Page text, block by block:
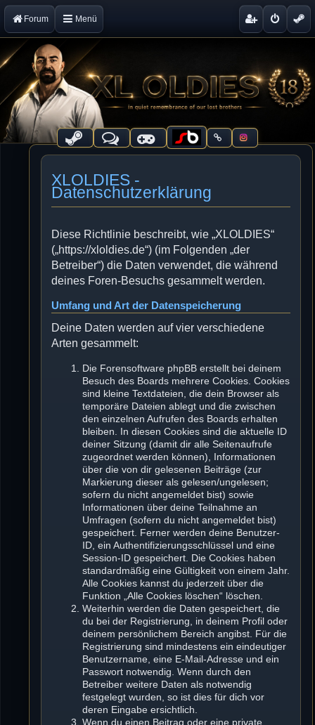
Forum Menü
XLOLDIES -
Datenschutzerklärung
Diese Richtlinie beschreibt, wie „XLOLDIES“
(„https://xloldies.de“) (im Folgenden „der
Betreiber“) die Daten verwendet, die während
deines Foren-Besuchs gesammelt werden.
Umfang und Art der Datenspeicherung
Deine Daten werden auf vier verschiedene
Arten gesammelt:
Die Forensoftware phpBB erstellt bei deinem
Besuch des Boards mehrere Cookies. Cookies
sind kleine Textdateien, die dein Browser als
temporäre Dateien ablegt und die zwischen
den einzelnen Aufrufen des Boards erhalten
bleiben. In diesen Cookies sind die aktuelle ID
deiner Sitzung (damit dir alle Seitenaufrufe
zugeordnet werden können), Informationen
über die von dir gelesenen Beiträge (zur
Markierung dieser als gelesen/ungelesen;
sofern du nicht angemeldet bist) sowie
Informationen über deine Teilnahme an
Umfragen (sofern du nicht angemeldet bist)
gespeichert. Ferner werden deine Benutzer-
ID, ein Authentifizierungsschlüssel und eine
Session-ID gespeichert. Die Cookies haben
standardmäßig eine Gültigkeit von einem Jahr.
Alle Cookies kannst du jederzeit über die
Funktion „Alle Cookies löschen“ löschen.
Weiterhin werden die Daten gespeichert, die
du bei der Registrierung, in deinem Profil oder
deinem persönlichem Bereich angibst. Für die
Registrierung sind mindestens ein eindeutiger
Benutzername, eine E-Mail-Adresse und ein
Passwort notwendig. Wenn durch den
Betreiber weitere Daten als notwendig
festgelegt wurden, so ist dies für dich vor
deren Eingabe ersichtlich.
Wenn du einen Beitrag oder eine private